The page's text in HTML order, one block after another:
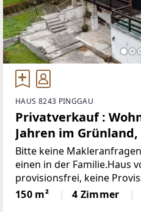
HAUS 8243 PINGGAU
Privatverkauf :
Jahren im
idyllischen
(Provisionsfrei)
Bitte keine
einen in der Familie.Haus
provisionsfrei, keine
“8243 Pinggau, Wiesenhöf
manchen Navis(auch
150 m² 4 Zimmer